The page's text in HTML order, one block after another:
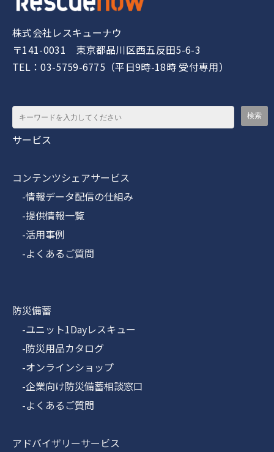
株式会社レスキューナウ
〒141-0031 東京都品川区西五反田5-6-3
TEL：03-5759-6775（平日9時-18時 受付専用）
サービス
コンテンツシェアサービス
-情報データ配信の仕組み
-提供情報一覧
-活用事例
-よくあるご質問
防災備蓄
-ユニット1Dayレスキュー
-防災用品カタログ
-オンラインショップ
-企業向け防災備蓄相談窓口
-よくあるご質問
アドバイザリーサービス